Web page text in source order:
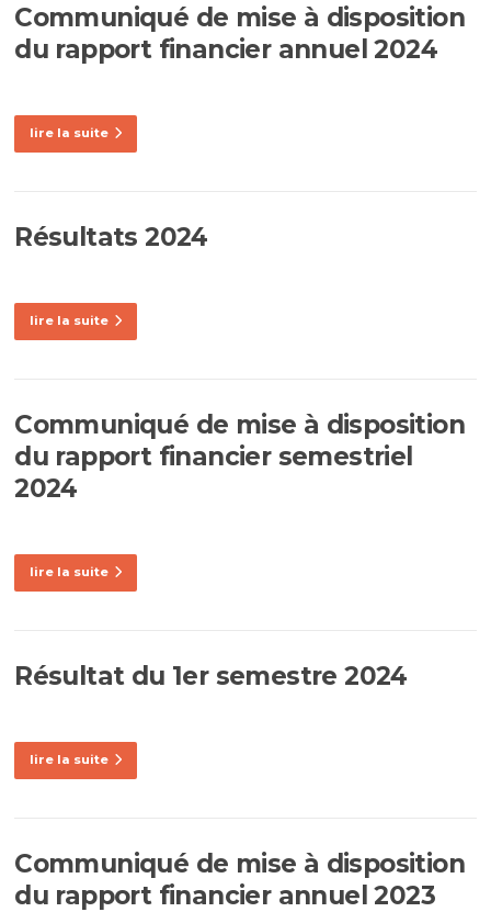
Communiqué de mise à disposition
du rapport financier annuel 2024
lire la suite
Résultats 2024
lire la suite
Communiqué de mise à disposition
du rapport financier semestriel
2024
lire la suite
Résultat du 1er semestre 2024
lire la suite
Communiqué de mise à disposition
du rapport financier annuel 2023